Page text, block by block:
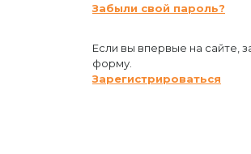
Забыли свой пароль?
Если вы впервые на сайте,
форму.
Зарегистрироваться